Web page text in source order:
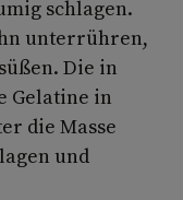
schlagen.
unterrühren,
Die in
Gelatine in
die Masse
und